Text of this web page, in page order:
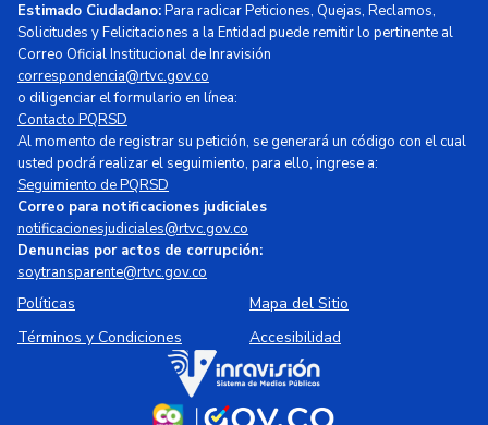
Estimado Ciudadano:Para radicar Peticiones, Quejas, Reclamos,
Solicitudes y Felicitaciones a la Entidad puede remitir lo pertinente al
Correo Oficial Institucional de Inravisión
correspondencia@rtvc.gov.co
o diligenciar el formulario en línea:
Contacto PQRSD
Al momento de registrar su petición, se generará un código con el cual
usted podrá realizar el seguimiento, para ello, ingrese a:
Seguimiento de PQRSD
Correo para notificaciones judiciales
notificacionesjudiciales@rtvc.gov.co
Denuncias por actos de corrupción:
soytransparente@rtvc.gov.co
Políticas
Mapa del Sitio
Términos y Condiciones
Accesibilidad